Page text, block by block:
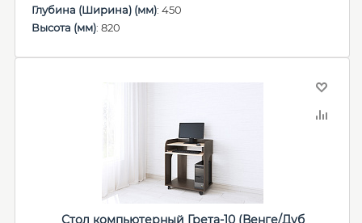
Глубина (Ширина) (мм): 450
Высота (мм): 820
Стол компьютерный Грета-10 (Венге/Дуб